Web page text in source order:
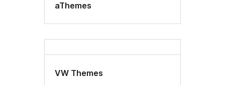
aThemes
VW Themes